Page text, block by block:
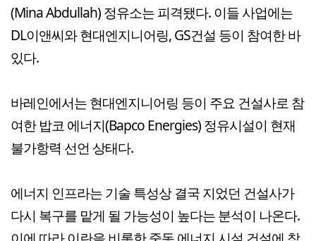
(Mina Abdullah) 정유소는 피격됐다. 이들 사업에는
DL이앤씨와 현대엔지니어링, GS건설 등이 참여한 바
있다.
바레인에서는 현대엔지니어링 등이 주요 건설사로 참
여한 밥코 에너지(Bapco Energies) 정유시설이 현재
불가항력 선언 상태다.
에너지 인프라는 기술 특성상 결국 지었던 건설사가
다시 복구를 맡게 될 가능성이 높다는 분석이 나온다.